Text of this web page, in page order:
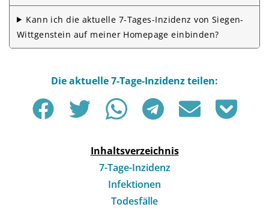
Kann ich die aktuelle 7-Tages-Inzidenz von Siegen-
Wittgenstein auf meiner Homepage einbinden?
Inhaltsverzeichnis
7-Tage-Inzidenz
Infektionen
Todesfälle